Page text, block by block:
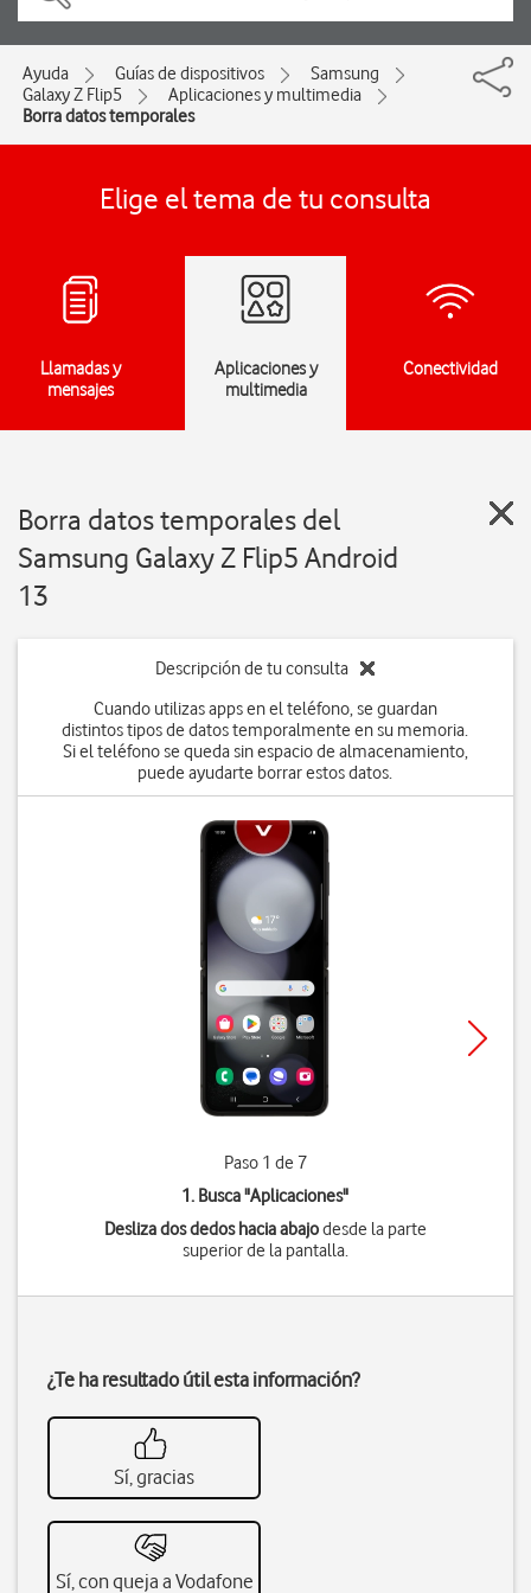
Ayuda Guías de dispositivos
Samsung
Galaxy Z Flip5
Aplicaciones y multimedia
Borra datos temporales
Elige el tema de tu consulta
Llamadas y
mensajes
Aplicaciones y
multimedia
Conectividad
Borra datos temporales del
Samsung Galaxy Z Flip5 Android
13
Descripción de tu consulta
Cuando utilizas apps en el teléfono, se guardan
distintos tipos de datos temporalmente en su memoria.
Si el teléfono se queda sin espacio de almacenamiento,
puede ayudarte borrar estos datos.
Paso 1 de 7
1. Busca "Aplicaciones"
Desliza dos dedos hacia abajodesde la parte
superior de la pantalla.
¿Te ha resultado útil esta información?
Sí, gracias
Sí, con queja a Vodafone